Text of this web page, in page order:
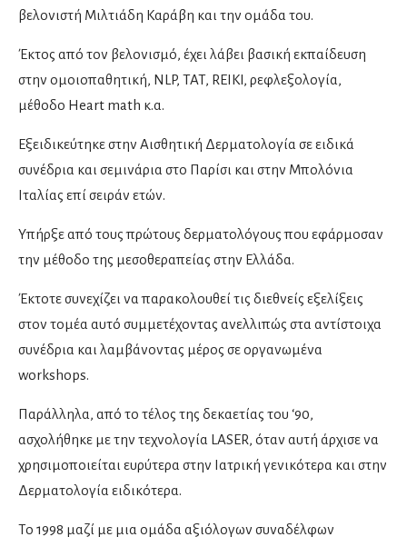
Ενδαγγειακή νευροχειρουργική
Λειτουργική νευροχειρουργική
Χειρουργοί σπονδυλικής στήλης
Νευροψυχολόγοι
Νεφρολόγοι
Νοσοκομεία & Κλινικές
Οδοντίατροι
Εμφυτεύματα
Επανορθωτική αισθητική οδοντιατρική
Ομοιοπαθητικοί
Ορθοδοντικοί
Παιδοοδοντίατροι
Περιοδοντολόγοι
βελονιστή Μιλτιάδη Καράβη και την ομάδα του.
Έκτος από τον βελονισμό, έχει λάβει βασική εκπαίδευση
στην ομοιοπαθητική, NLP, TAT, REIKI, ρεφλεξολογία,
μέθοδο Heart math κ.α.
Εξειδικεύτηκε στην Αισθητική Δερματολογία σε ειδικά
συνέδρια και σεμινάρια στο Παρίσι και στην Μπολόνια
Ιταλίας επί σειράν ετών.
Υπήρξε από τους πρώτους δερματολόγους που εφάρμοσαν
την μέθοδο της μεσοθεραπείας στην Ελλάδα.
Έκτοτε συνεχίζει να παρακολουθεί τις διεθνείς εξελίξεις
στον τομέα αυτό συμμετέχοντας ανελλιπώς στα αντίστοιχα
συνέδρια και λαμβάνοντας μέρος σε οργανωμένα
workshops.
Παράλληλα, από το τέλος της δεκαετίας του ‘90,
ασχολήθηκε με την τεχνολογία LASER, όταν αυτή άρχισε να
χρησιμοποιείται ευρύτερα στην Ιατρική γενικότερα και στην
Δερματολογία ειδικότερα.
Το 1998 μαζί με μια ομάδα αξιόλογων συναδέλφων